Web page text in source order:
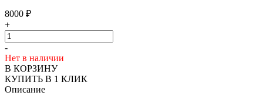
8000 ₽
+
-
Нет в наличии
В КОРЗИНУ
КУПИТЬ В 1 КЛИК
Описание